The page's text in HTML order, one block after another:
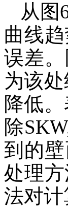
从图
曲线
误差
为该
降低
除
到的
处理
法对